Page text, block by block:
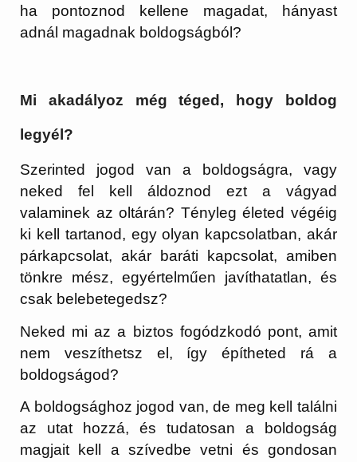
ha pontoznod kellene magadat, hányast
adnál magadnak boldogságból?
Mi akadályoz még téged, hogy boldog
legyél?
Szerinted jogod van a boldogságra, vagy
neked fel kell áldoznod ezt a vágyad
valaminek az oltárán? Tényleg életed végéig
ki kell tartanod, egy olyan kapcsolatban, akár
párkapcsolat, akár baráti kapcsolat, amiben
tönkre mész, egyértelműen javíthatatlan, és
csak belebetegedsz?
Neked mi az a biztos fogódzkodó pont, amit
nem veszíthetsz el, így építheted rá a
boldogságod?
A boldogsághoz jogod van, de meg kell találni
az utat hozzá, és tudatosan a boldogság
magjait kell a szívedbe vetni és gondosan